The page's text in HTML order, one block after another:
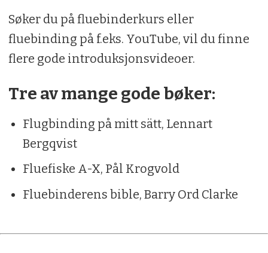
Søker du på fluebinderkurs eller
fluebinding på f.eks. YouTube, vil du finne
flere gode introduksjonsvideoer.
Tre av mange gode bøker:
Flugbinding på mitt sätt, Lennart
Bergqvist
Fluefiske A-X, Pål Krogvold
Fluebinderens bible, Barry Ord Clarke